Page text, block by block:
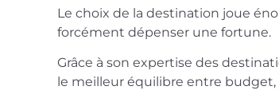
Le choix de la destination joue
forcément dépenser une fortune.
Grâce à son expertise des
le meilleur équilibre entre